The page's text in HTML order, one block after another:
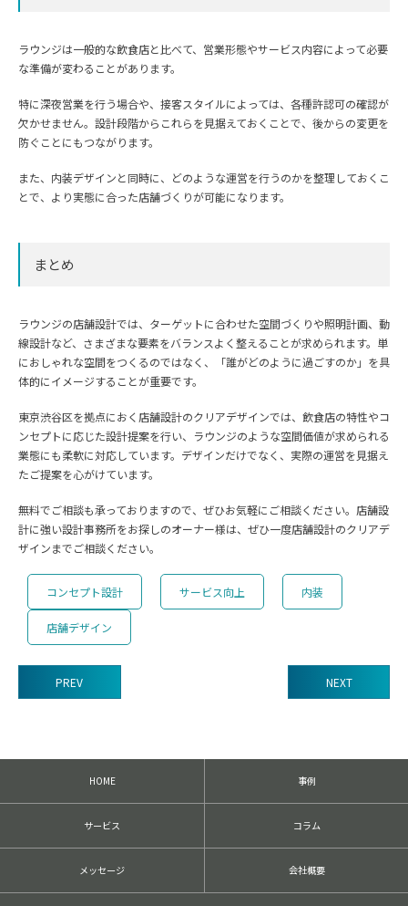
ラウンジは一般的な飲食店と比べて、営業形態やサービス内容によって必要
な準備が変わることがあります。
特に深夜営業を行う場合や、接客スタイルによっては、各種許認可の確認が
欠かせません。設計段階からこれらを見据えておくことで、後からの変更を
防ぐことにもつながります。
また、内装デザインと同時に、どのような運営を行うのかを整理しておくこ
とで、より実態に合った店舗づくりが可能になります。
まとめ
ラウンジの店舗設計では、ターゲットに合わせた空間づくりや照明計画、動
線設計など、さまざまな要素をバランスよく整えることが求められます。単
におしゃれな空間をつくるのではなく、「誰がどのように過ごすのか」を具
体的にイメージすることが重要です。
東京渋谷区を拠点におく店舗設計のクリアデザインでは、飲食店の特性やコ
ンセプトに応じた設計提案を行い、ラウンジのような空間価値が求められる
業態にも柔軟に対応しています。デザインだけでなく、実際の運営を見据え
たご提案を心がけています。
無料でご相談も承っておりますので、ぜひお気軽にご相談ください。店舗設
計に強い設計事務所をお探しのオーナー様は、ぜひ一度店舗設計のクリアデ
ザインまでご相談ください。
コンセプト設計 サービス向上 内装
店舗デザイン
の
へ
ン
PREV NEXT
HOME 事例
サービス コラム
メッセージ 会社概要